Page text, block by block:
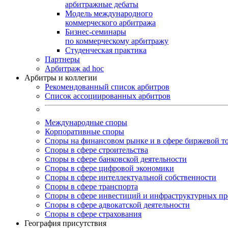
арбитражные дебаты
Модель международного
коммерческого арбитража
Бизнес-семинары
по коммерческому арбитражу
Студенческая практика
Партнеры
Арбитраж ad hoc
Арбитры и коллегии
Рекомендованный список арбитров
Список ассоциированных арбитров
Международные споры
Корпоративные споры
Споры на финансовом рынке и в сфере биржевой
Споры в сфере строительства
Споры в сфере банковской деятельности
Споры в сфере цифровой экономики
Споры в сфере интеллектуальной собственности
Споры в сфере транспорта
Cпоры в сфере инвестиций и инфраструктурных
Споры в сфере адвокатской деятельности
Споры в сфере страхования
География присутствия